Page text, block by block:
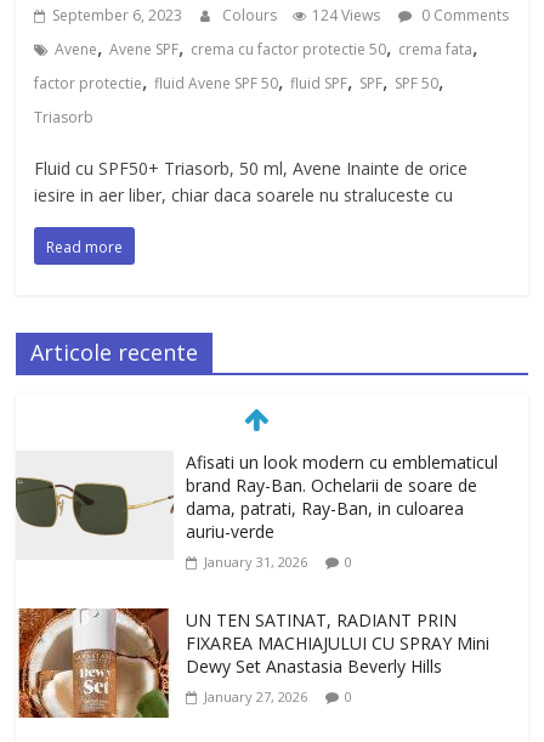
September 6, 2023 Colours 124 Views
0 Comments
Avene,Avene SPF, crema cu factor protectie 50, crema fata,
factor protectie,fluid Avene SPF 50,fluid SPF, SPF, SPF 50,
Triasorb
Fluid cu SPF50+ Triasorb, 50 ml, Avene Inainte de orice
iesire in aer liber, chiar daca soarele nu straluceste cu
Read more
Articole recente
Afisati un look modern cu emblematicul
brand Ray-Ban. Ochelarii de soare de
dama, patrati, Ray-Ban, in culoarea
auriu-verde
January 31, 2026 0
UN TEN SATINAT, RADIANT PRIN
FIXAREA MACHIAJULUI CU SPRAY Mini
Dewy Set Anastasia Beverly Hills
January 27, 2026 0